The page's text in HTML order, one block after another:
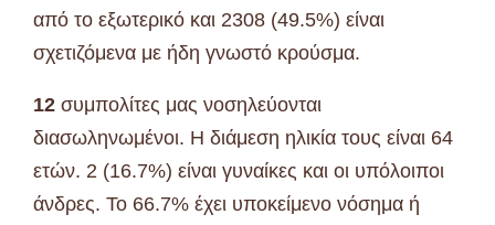
από το εξωτερικό και 2308 (49.5%) είναι
σχετιζόμενα με ήδη γνωστό κρούσμα.
12 συμπολίτες μας νοσηλεύονται
διασωληνωμένοι. Η διάμεση ηλικία τους είναι 64
ετών. 2 (16.7%) είναι γυναίκες και οι υπόλοιποι
άνδρες. To 66.7% έχει υποκείμενο νόσημα ή